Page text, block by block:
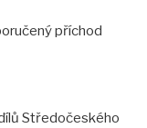
příchod
Středočeského